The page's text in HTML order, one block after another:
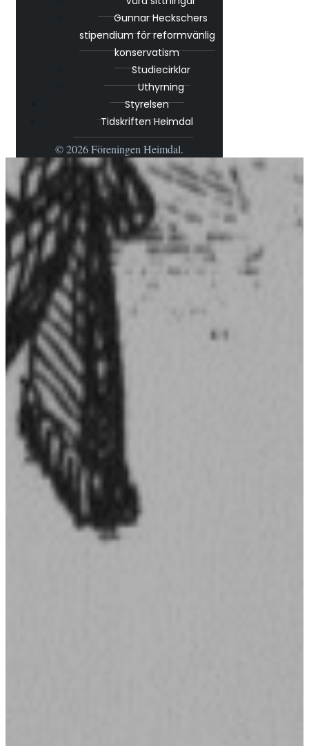
Gunnar Heckschers
stipendium för reformvänlig
konservatism
Studiecirklar
Uthyrning
Styrelsen
Tidskriften Heimdal
© 2026 Föreningen Heimdal.